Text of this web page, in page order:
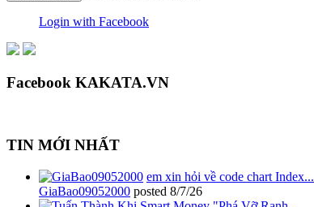
Login with Facebook
Facebook KAKATA.VN
TIN MỚI NHẤT
em xin hỏi về code chart Index...
GiaBao09052000 posted 8/7/26